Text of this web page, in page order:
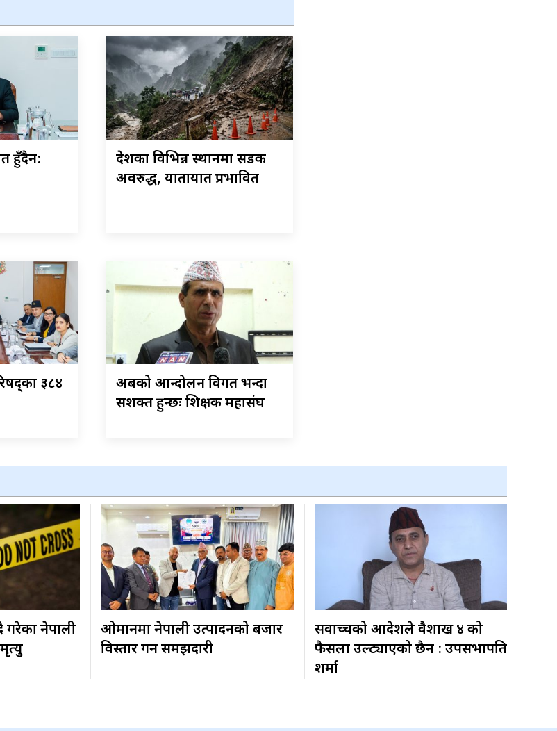
हुँदैन:
देशका विभिन्न स्थानमा सडक
अवरुद्ध, यातायात प्रभावित
३८४
अबको आन्दोलन विगत भन्दा
सशक्त हुन्छः शिक्षक महासंघ
गरेका नेपाली
ओमानमा नेपाली उत्पादनको बजार
विस्तार गर्ने समझदारी
सर्वोच्चको आदेशले वैशाख ४ को
फैसला उल्ट्याएको छैन : उपसभापति
शर्मा